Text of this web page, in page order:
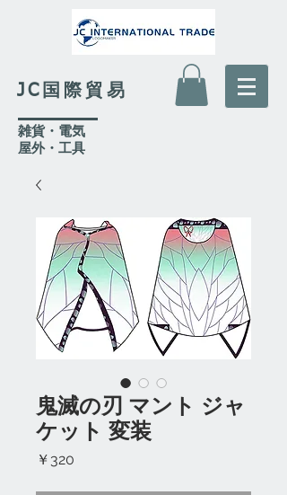
JC国際貿易
​雑貨・電気
​屋外・工具
鬼滅の刃 マント ジャ
ケット 変装
￥320